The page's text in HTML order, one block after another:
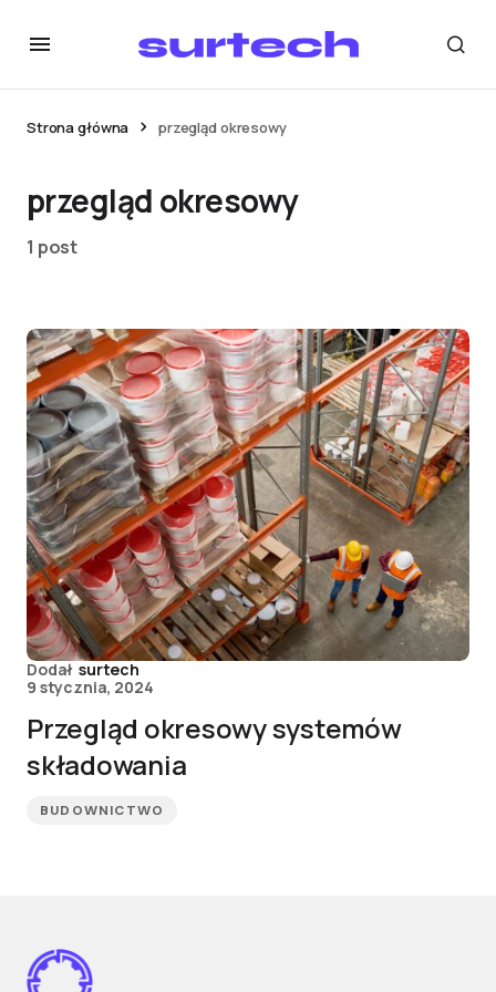
Strona główna przegląd okresowy
przegląd okresowy
1 post
Dodał surtech
9 stycznia, 2024
Przegląd okresowy systemów
składowania
BUDOWNICTWO